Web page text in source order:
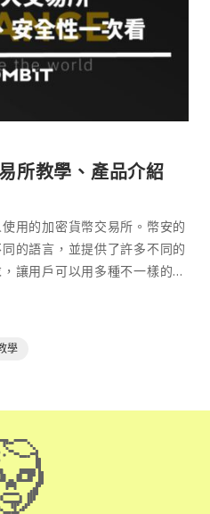
所教學、產品介紹
用的加密貨幣交易所。幣安的
的語言，並提供了許多不同的
讓用戶可以用多種不一樣的方
學